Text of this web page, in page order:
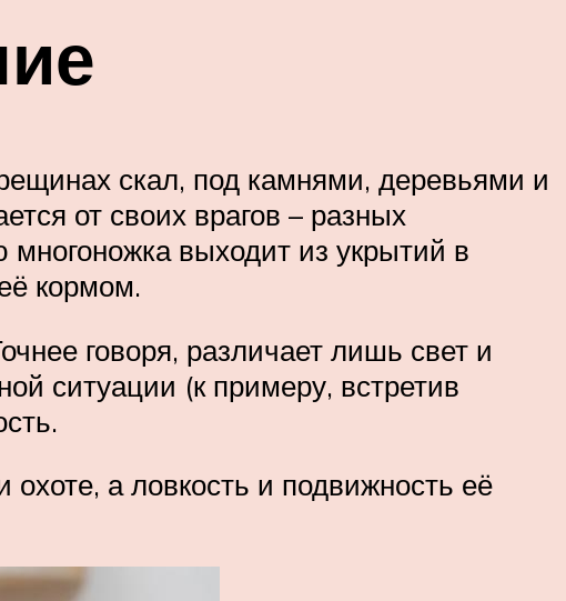
скал, под камнями, деревьями и
от своих врагов – разных
выходит из укрытий в
кормом.
говоря, различает лишь свет и
ситуации (к примеру, встретив
охоте, а ловкость и подвижность её